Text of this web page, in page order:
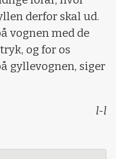
derfor skal ud.
vognen med de
og for os
gyllevognen, siger
l-l